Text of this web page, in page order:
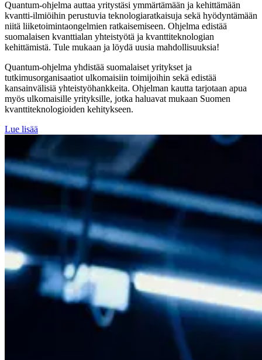
Quantum-ohjelma auttaa yritystäsi ymmärtämään ja kehittämään
kvantti-ilmiöihin perustuvia teknologiaratkaisuja sekä hyödyntämään
niitä liiketoimintaongelmien ratkaisemiseen. Ohjelma edistää
suomalaisen kvanttialan yhteistyötä ja kvanttiteknologian
kehittämistä. Tule mukaan ja löydä uusia mahdollisuuksia!
Quantum-ohjelma yhdistää suomalaiset yritykset ja
tutkimusorganisaatiot ulkomaisiin toimijoihin sekä edistää
kansainvälisiä yhteistyöhankkeita. Ohjelman kautta tarjotaan apua
myös ulkomaisille yrityksille, jotka haluavat mukaan Suomen
kvanttiteknologioiden kehitykseen.
Lue lisää